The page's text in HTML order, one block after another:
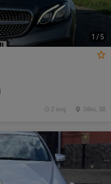
1 / 5
Sibiu, SB
2 aug.